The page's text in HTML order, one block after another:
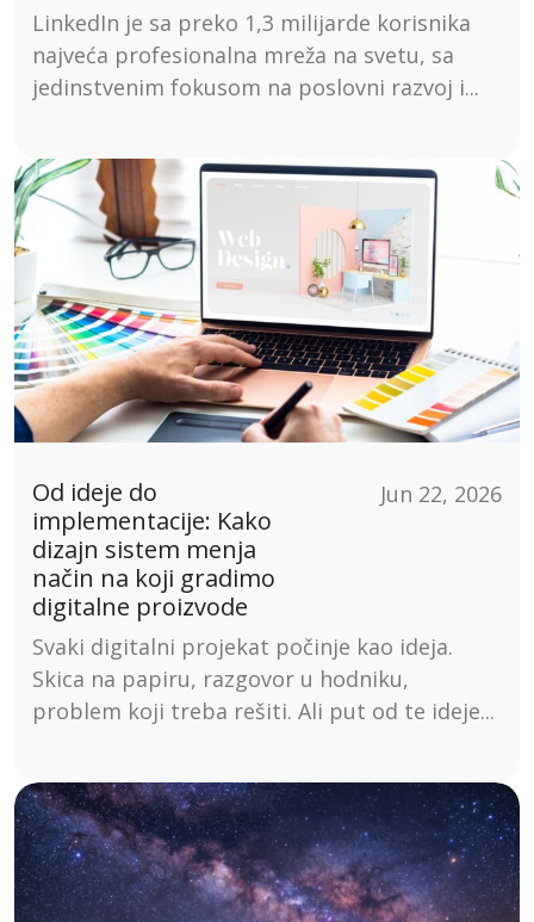
LinkedIn je sa preko 1,3 milijarde korisnika
najveća profesionalna mreža na svetu, sa
jedinstvenim fokusom na poslovni razvoj i...
Od ideje do
implementacije: Kako
dizajn sistem menja
način na koji gradimo
digitalne proizvode
Jun 22, 2026
Svaki digitalni projekat počinje kao ideja.
Skica na papiru, razgovor u hodniku,
problem koji treba rešiti. Ali put od te ideje...